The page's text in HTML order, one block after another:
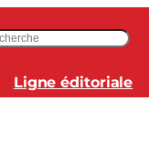
Ligne éditoriale